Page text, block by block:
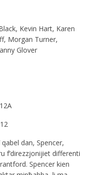
Kevin Hart, Karen
Morgan Turner,
Glover
dan, Spencer,
f’direzzjonijiet differenti
Spencer kien